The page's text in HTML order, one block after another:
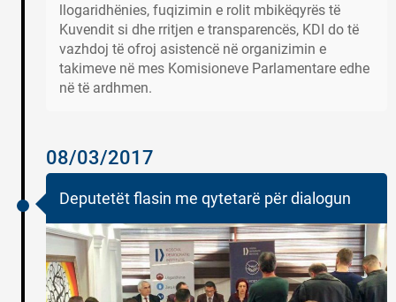
llogaridhënies, fuqizimin e rolit mbikëqyrës të
Kuvendit si dhe rritjen e transparencës, KDI do të
vazhdoj të ofroj asistencë në organizimin e
takimeve në mes Komisioneve Parlamentare edhe
në të ardhmen.
08/03/2017
Deputetët flasin me qytetarë për dialogun